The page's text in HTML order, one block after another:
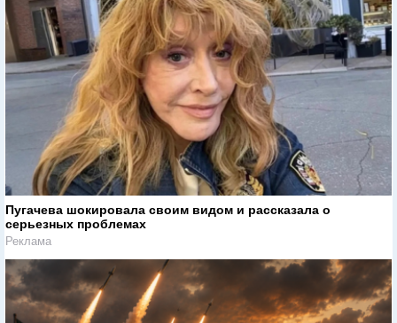
Пугачева шокировала своим видом и рассказала о
серьезных проблемах
Реклама